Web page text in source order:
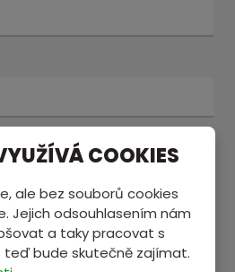
COOKIES
ale bez souborů cookies
Jejich odsouhlasením nám
a taky pracovat s
teď bude skutečně zajímat.